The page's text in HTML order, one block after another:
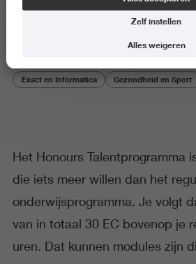
Exact en Informatica Gezondheid en Sport
Het Honours Talentprogramma
die iets meer willen dan het
onderwijsprogramma. Je volgt
van in totaal 30 EC bovenop je
uren. Dat kunnen modules zijn
Zelf instellen
Alles weigeren